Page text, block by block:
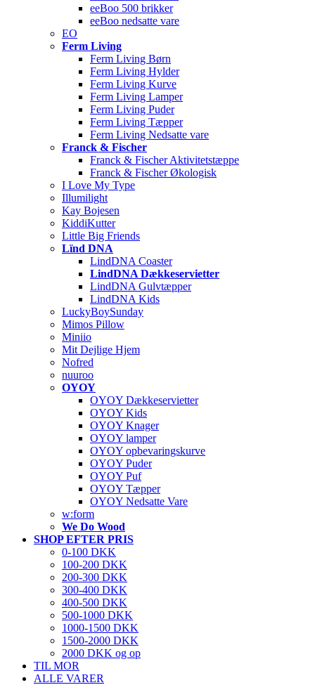
eeBoo 500 brikker
eeBoo nedsatte vare
EO
Ferm Living
Ferm Living Børn
Ferm Living Hylder
Ferm Living Kurve
Ferm Living Lamper
Ferm Living Puder
Ferm Living Tæpper
Ferm Living Nedsatte vare
Franck & Fischer
Franck & Fischer Aktivitetstæppe
Franck & Fischer Økologisk
I Love My Type
Illumilight
Kay Bojesen
KiddiKutter
Little Big Friends
Lïnd DNA
LindDNA Coaster
LindDNA Dækkeservietter
LindDNA Gulvtæpper
LindDNA Kids
LuckyBoySunday
Mimos Pillow
Miniio
Mit Dejlige Hjem
Nofred
nuuroo
OYOY
OYOY Dækkeservietter
OYOY Kids
OYOY Knager
OYOY lamper
OYOY opbevaringskurve
OYOY Puder
OYOY Puf
OYOY Tæpper
OYOY Nedsatte Vare
w:form
We Do Wood
SHOP EFTER PRIS
0-100 DKK
100-200 DKK
200-300 DKK
300-400 DKK
400-500 DKK
500-1000 DKK
1000-1500 DKK
1500-2000 DKK
2000 DKK og op
TIL MOR
ALLE VARER